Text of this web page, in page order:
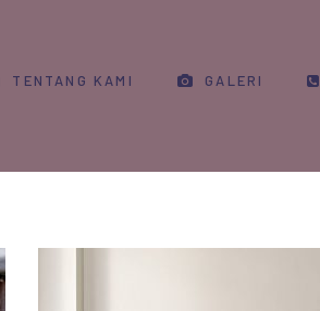
TENTANG KAMI GALERI